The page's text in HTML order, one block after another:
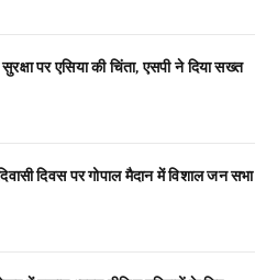
पर एसिया की चिंता, एसपी ने दिया सख्त
दिवस पर गोपाल मैदान में विशाल जन सभा